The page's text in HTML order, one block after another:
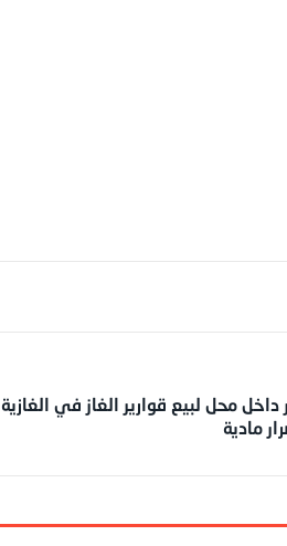
داخل محل لبيع قوارير الغاز في الغازية
مادية